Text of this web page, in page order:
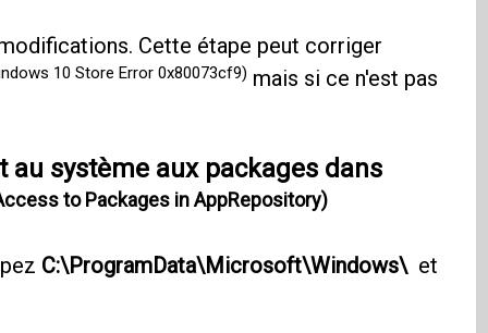
Cette étape peut corriger
10 Store Error 0x80073cf9) mais si ce n'est pas
système aux packages dans
to Packages in AppRepository)
C:\ProgramData\Microsoft\Windows\et